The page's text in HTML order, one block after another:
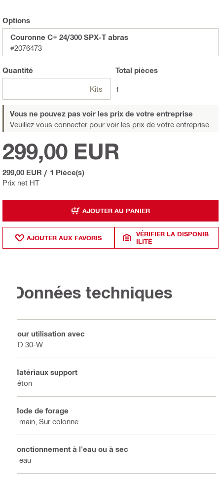
Options
Couronne C+ 24/300 SPX-T abras
#2076473
Quantité
Kits
Total pièces
1
Vous ne pouvez pas voir les prix de votre entreprise
Veuillez vous connecter pour voir les prix de votre entreprise.
Prix net HT
299,00 EUR
299,00 EUR / 1 Pièce(s)
AJOUTER AU PANIER
AJOUTER AUX FAVORIS
VÉRIFIER LA DISPONIB
ILITÉ
Données techniques
Pour utilisation avec
DD 30-W
Matériaux support
Béton
Mode de forage
A main, Sur colonne
Fonctionnement à l'eau ou à sec
À eau